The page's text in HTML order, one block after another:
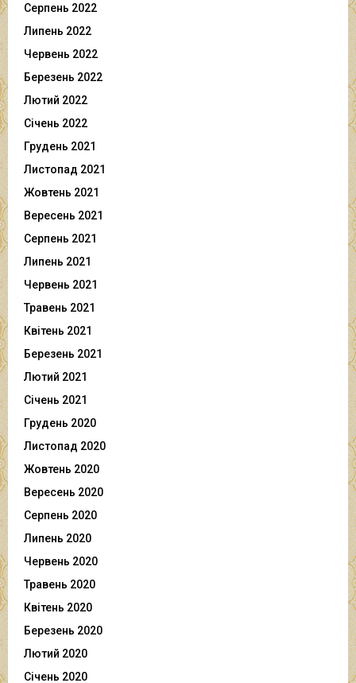
Серпень 2022
Липень 2022
Червень 2022
Березень 2022
Лютий 2022
Січень 2022
Грудень 2021
Листопад 2021
Жовтень 2021
Вересень 2021
Серпень 2021
Липень 2021
Червень 2021
Травень 2021
Квітень 2021
Березень 2021
Лютий 2021
Січень 2021
Грудень 2020
Листопад 2020
Жовтень 2020
Вересень 2020
Серпень 2020
Липень 2020
Червень 2020
Травень 2020
Квітень 2020
Березень 2020
Лютий 2020
Січень 2020